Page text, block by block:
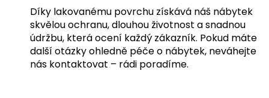
Díky lakovanému povrchu získává náš nábytek
skvělou ochranu, dlouhou životnost a snadnou
údržbu, která ocení každý zákazník. Pokud máte
další otázky ohledně péče o nábytek, neváhejte
nás kontaktovat – rádi poradíme.